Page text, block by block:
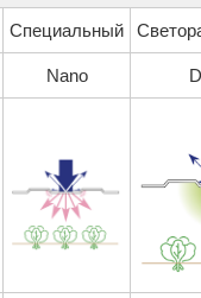
Специальный
Nano